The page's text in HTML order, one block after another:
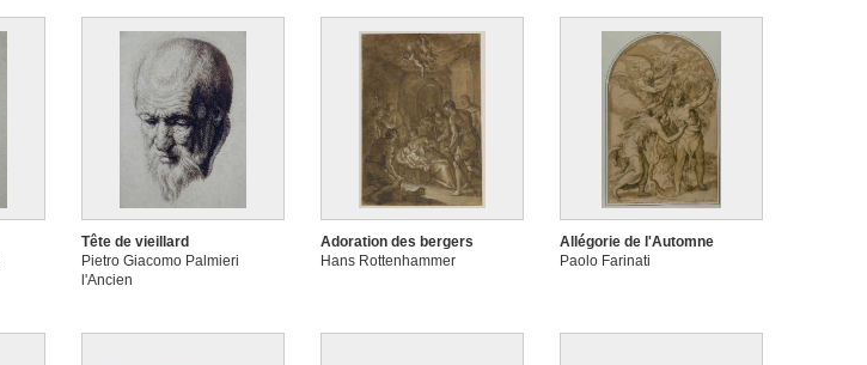
Tête de vieillard
Pietro Giacomo Palmieri
l'Ancien
Adoration des bergers
Hans Rottenhammer
Allégorie de l'Automne
Paolo Farinati